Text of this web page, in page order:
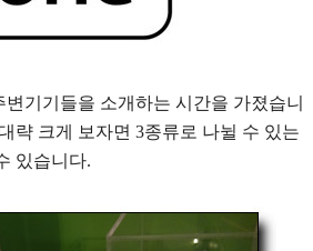
기기들을 소개하는 시간을 가졌습니
략 크게 보자면 3종류로 나뉠 수 있는
있습니다.